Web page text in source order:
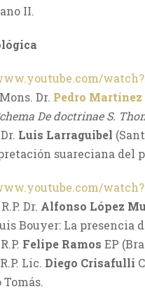
II.
Dr. Pedro Martínez
De doctrinae S.
Luis Larraguibel
suareciana del
Dr. Alfonso López
Bouyer: La presencia
Felipe Ramos EP
Lic. Diego Crisafulli
Tomás.